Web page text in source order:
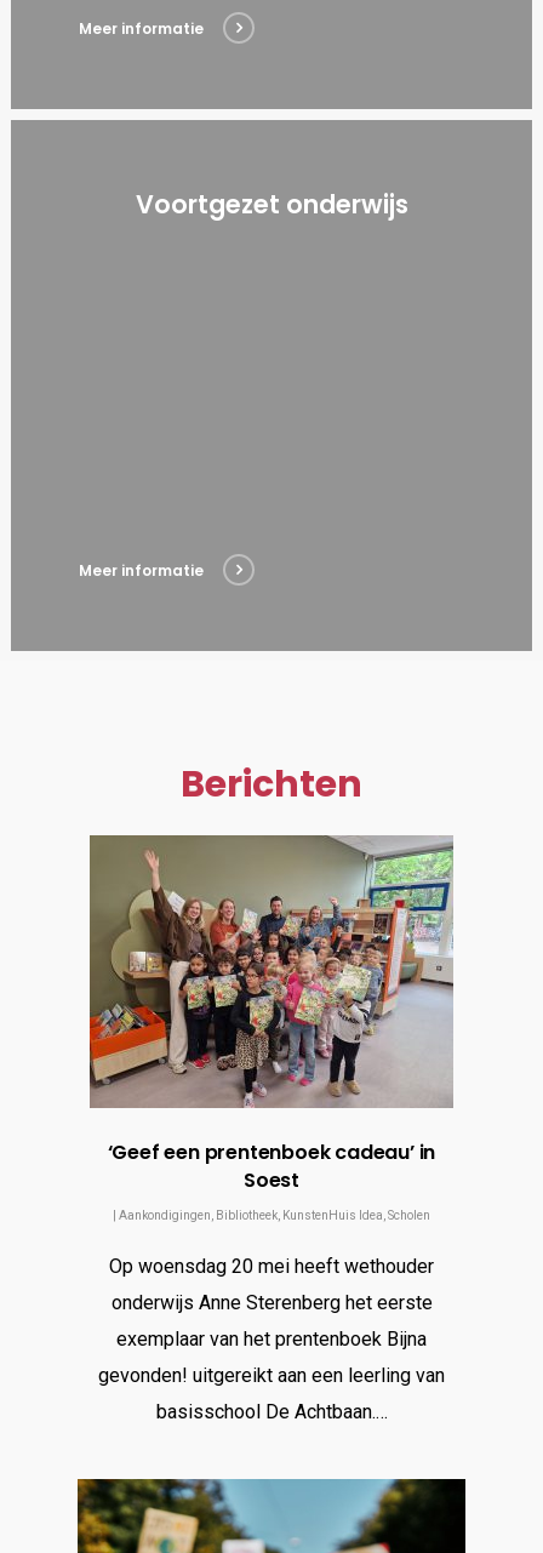
Meer informatie
Voortgezet onderwijs
Meer informatie
Berichten
‘Geef een prentenboek cadeau’ in
Soest
Aankondigingen Bibliotheek KunstenHuis Idea Scholen
Op woensdag 20 mei heeft wethouder
onderwijs Anne Sterenberg het eerste
exemplaar van het prentenboek Bijna
gevonden! uitgereikt aan een leerling van
basisschool De Achtbaan.…